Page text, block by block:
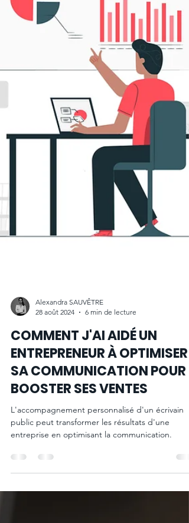
Alexandra SAUVÊTRE
28 août 2024
6 min de lecture
COMMENT J'AI AIDÉ UN
ENTREPRENEUR À OPTIMISER
SA COMMUNICATION POUR
BOOSTER SES VENTES
L'accompagnement personnalisé d'un écrivain